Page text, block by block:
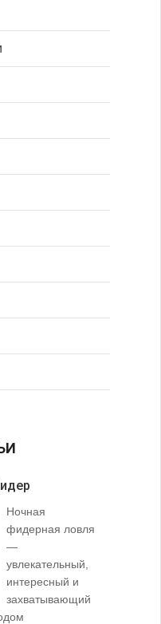
Ночная
фидерная ловля
—
увлекательный,
интересный и
захватывающий